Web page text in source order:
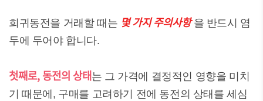
희귀동전을 거래할 때는 몇 가지 주의사항 을 반드시 염
두에 두어야 합니다.
첫째로, 동전의 상태는 그 가격에 결정적인 영향을 미치
기 때문에, 구매를 고려하기 전에 동전의 상태를 세심